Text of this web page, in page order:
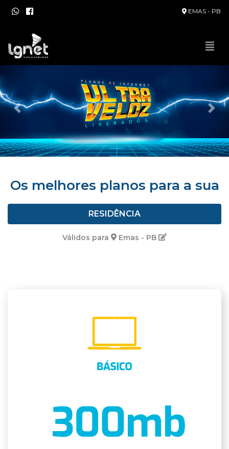
EMAS - PB
Anerior
Os melhores planos para a sua
RESIDÊNCIA
Válidos para Emas - PB